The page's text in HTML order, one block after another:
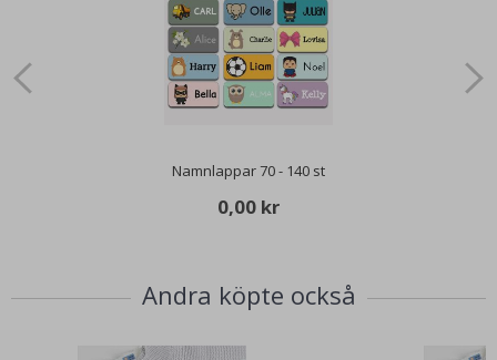
Namnlappar 70 - 140 st
0,00 kr
Andra köpte också